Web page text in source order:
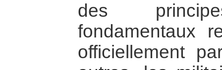
des
fondamentaux
officiellement